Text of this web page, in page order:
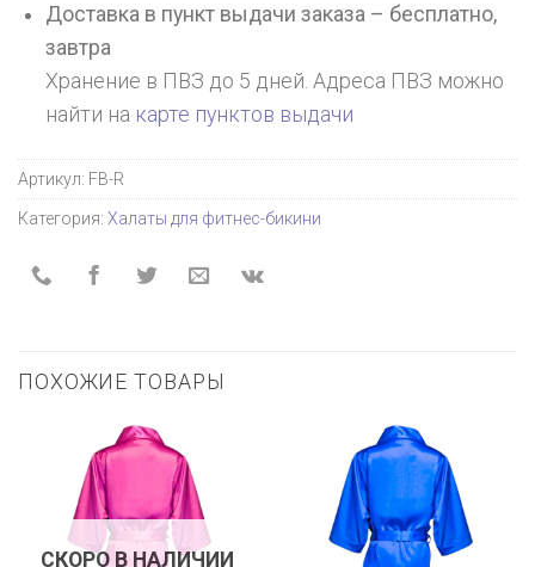
Доставка в пункт выдачи заказа – бесплатно,
завтра
Хранение в ПВЗ до 5 дней. Адреса ПВЗ можно
найти на карте пунктов выдачи
Артикул: FB-R
Категория: Халаты для фитнес-бикини
ПОХОЖИЕ ТОВАРЫ
СКОРО В НАЛИЧИИ